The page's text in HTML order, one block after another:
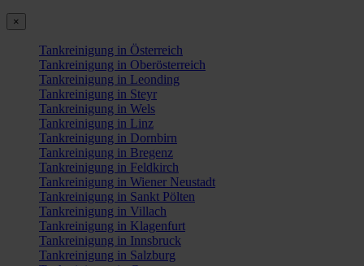
×
Tankreinigung in Österreich
Tankreinigung in Oberösterreich
Tankreinigung in Leonding
Tankreinigung in Steyr
Tankreinigung in Wels
Tankreinigung in Linz
Tankreinigung in Dornbirn
Tankreinigung in Bregenz
Tankreinigung in Feldkirch
Tankreinigung in Wiener Neustadt
Tankreinigung in Sankt Pölten
Tankreinigung in Villach
Tankreinigung in Klagenfurt
Tankreinigung in Innsbruck
Tankreinigung in Salzburg